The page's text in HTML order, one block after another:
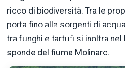
ricco di biodiversità. Tra le
porta fino alle sorgenti di
tra funghi e tartufi si inoltra nel
sponde del fiume Molinaro.